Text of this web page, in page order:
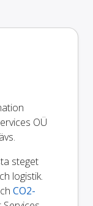
OÜ
steget
logistik.
CO2-